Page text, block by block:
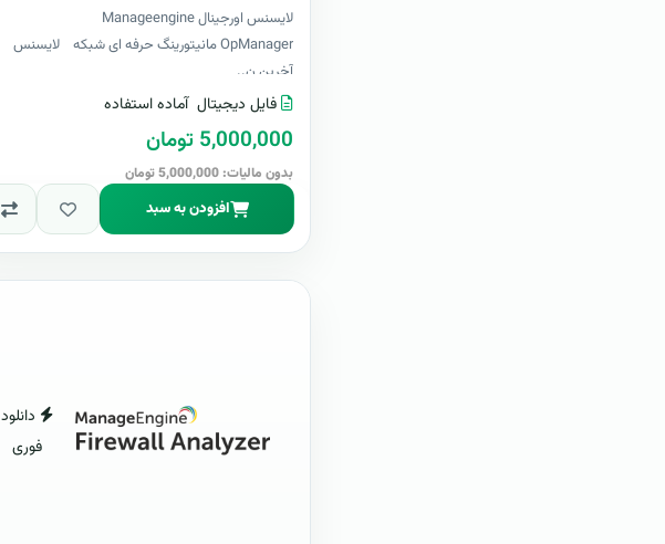
لایسنس اورجینال Manageengine
OpManager مانیتورینگ حرفه ای شبکه لایسنس
آخرین ن..
فایل دیجیتال آماده استفاده
5,000,000 تومان
بدون مالیات: 5,000,000 تومان
افزودن به سبد
دانلود
فوری